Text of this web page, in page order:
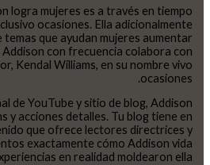
logra mujeres es a través en tiempo
ocasiones. Ella adicionalmente
que ayudan mujeres aumentar
con frecuencia colabora con
Kendal Williams, en su nombre vivo
ocasiones.
de YouTube y sitio de blog, Addison
y acciones detalles. Tu blog tiene en
que ofrece lectores directrices y
exactamente cómo Addison vida
en realidad moldearon ella.